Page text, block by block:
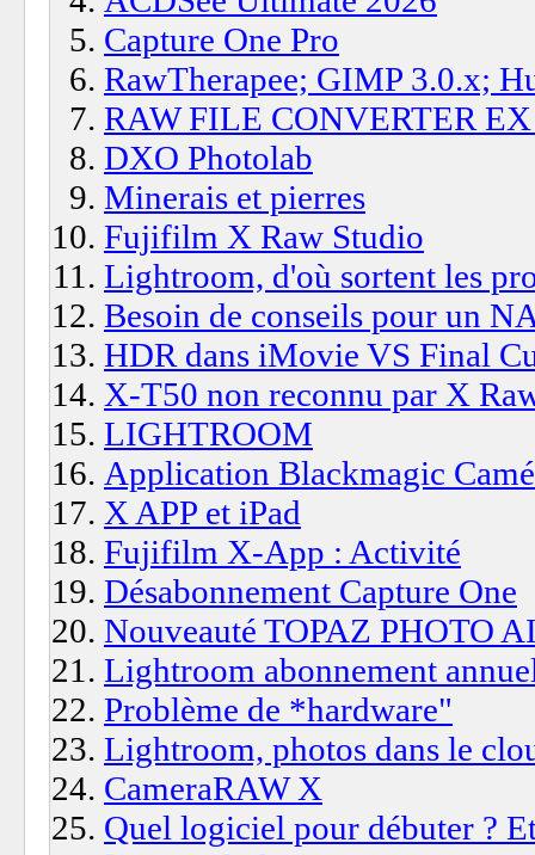
Capture One Pro
RawTherapee; GIMP 3.0.x;
RAW FILE CONVERTER EX
DXO Photolab
Minerais et pierres
Fujifilm X Raw Studio
Lightroom, d'où sortent les
Besoin de conseils pour un
HDR dans iMovie VS Final
X-T50 non reconnu par X
LIGHTROOM
Application Blackmagic
X APP et iPad
Fujifilm X-App : Activité
Désabonnement Capture One
Nouveauté TOPAZ PHOTO
Lightroom abonnement
Problème de *hardware"
Lightroom, photos dans le
CameraRAW X
Quel logiciel pour débuter ?